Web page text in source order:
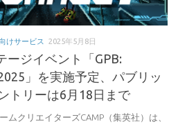
けサービス 2025年5月8日
ージイベント「GPB:
」を実施予定、パブリッ
トリーは6月18日まで
ムクリエイターズCAMP（集英社）は、